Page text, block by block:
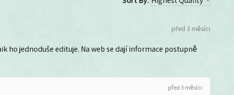
před 3 měsíci
ho jednoduše edituje. Na web se dají informace postupně
před 3 měsíci